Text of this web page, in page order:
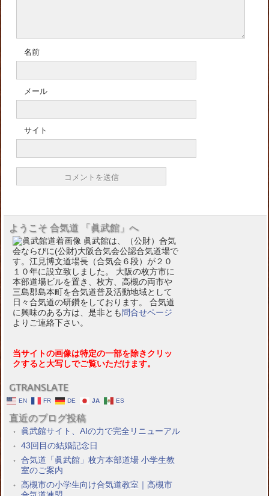
名前
メール
サイト
ようこそ 合気道 「眞武館」へ
眞武館は、（公財）合気
会ならびに(公財)大阪合気会公認合気道場で
す。江見博文道場長（合気会６段）が２０
１０年に設立致しました。 大阪の枚方市に
本部道場ビルを置き、枚方、高槻の両市や
三島郡島本町を合気道普及活動地域として
日々合気道の研鑽をしております。 合気道
に興味のある方は、是非とも 問合せページ
よりご連絡下さい。
当サイトの画像は特定の一部を除きクリッ
クすると大写しでご覧いただけます。
GTRANSLATE
EN FR DE JA ES
直近のブログ投稿
眞武館サイト、AIの力で完全リニューアル
43回目の結婚記念日
合気道「眞武館」枚方本部道場 小学生教
室のご案内
高槻市の小学生向け合気道教室｜高槻市